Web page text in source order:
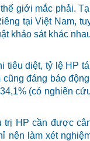
giới mắc phải.
tại Việt Nam,
khảo sát khác
tiêu diệt, tỷ lệ HP
đáng báo
(có nghiên
trị HP cần được
nên làm xét